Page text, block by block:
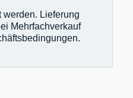
werden. Lieferung
Mehrfachverkauf